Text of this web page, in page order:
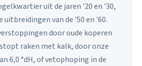
uit de jaren '20 en '30,
uitbreidingen van de '50 en '60.
door oude koperen
raken met kalk, door onze
6,0 °dH, of vetophoping in de